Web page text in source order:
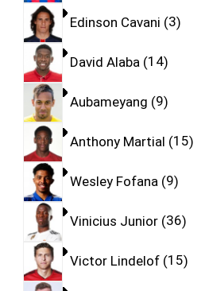
Edinson Cavani 3
David Alaba 14
Aubameyang 9
Anthony Martial 15
Wesley Fofana 9
Vinicius Junior 36
Victor Lindelof 15